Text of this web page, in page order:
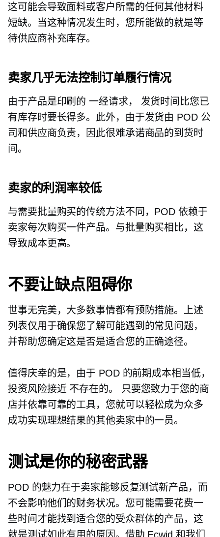
这可能会导致面料或客户所需的任何其他材料
短缺。当这种情况发生时，您所能做的就是等
待供应商补充库存。
卖家几乎无法控制订单履行情况
由于产品是印刷的一经请求，
发货时间比您已
有库存时要长得多。此外，由于发货由 POD 公
司和供应商负责，因此很难承诺商品的到货时
间。
卖家的利润率较低
与需要批量购买的传统方法不同，POD 依赖于
卖家每次购买一件产品。与批量购买相比，这
导致成本更高。
不要让缺点阻碍你
世事无完美，大多数事情都有预防措施。上述
列表仅用于确保您了解可能遇到的常见问题，
并帮助您确定这是否是适合您的正确途径。
值得庆幸的是，由于 POD 的前期成本相当低，
投资风险接近 不存在的。
只要您致力于您的商
店并依靠可靠的工具，您就可以轻松成为众多
成功实现理想结果的其他卖家中的一员。
测试是你的秘密武器
POD 的魅力在于卖家能够反复测试新产品，而
不会影响他们的财务状况。您可能需要花费一
些时间才能找到适合您的受众群体的产品，这
就是测试如此有用的原因。借助 Ecwid 和我们